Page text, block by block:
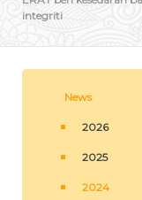
integriti
News
2026
2025
2024